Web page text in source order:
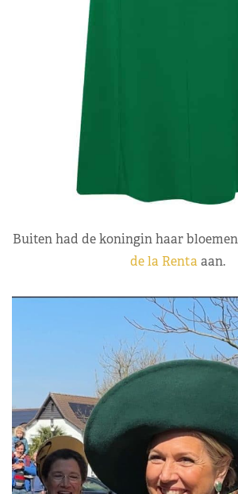
Buiten had de koningin haar
de la Rentaaan.